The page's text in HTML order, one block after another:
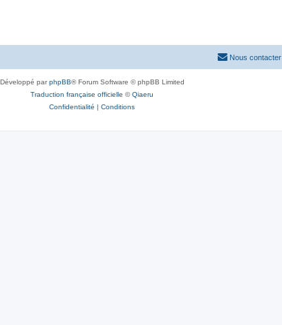
Nous contacter
Développé parphpBB® Forum Software © phpBB Limited
Traduction française officielle ©Qiaeru
Confidentialité
Conditions